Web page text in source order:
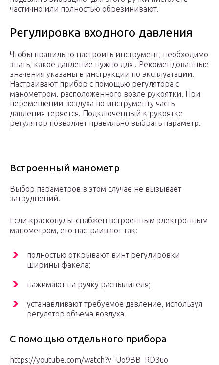
частично или полностью обрезинивают.
Регулировка входного давления
Чтобы правильно настроить инструмент, необходимо
знать, какое давление нужно для . Рекомендованные
значения указаны в инструкции по эксплуатации.
Настраивают прибор с помощью регулятора с
манометром, расположенного возле рукоятки. При
перемещении воздуха по инструменту часть
давления теряется. Подключенный к рукоятке
регулятор позволяет правильно выбрать параметр.
Встроенный манометр
Выбор параметров в этом случае не вызывает
затруднений.
Если краскопульт снабжен встроенным электронным
манометром, его настраивают так:
полностью открывают винт регулировки
ширины факела;
нажимают на ручку распылителя;
устанавливают требуемое давление, используя
регулятор объема воздуха.
С помощью отдельного прибора
https://youtube.com/watch?v=Uo9BB_RD3uo